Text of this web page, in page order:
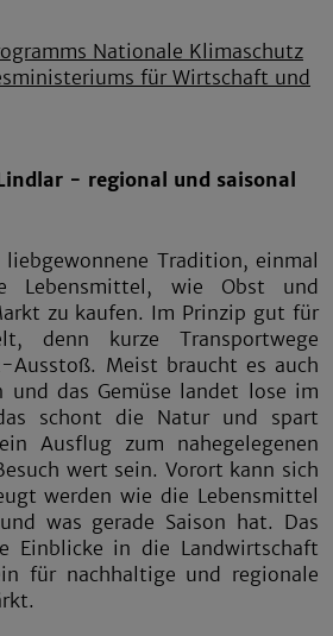
- regional und saisonal
Tradition, einmal
Lebensmittel, wie Obst und
zu kaufen. Im Prinzip gut für
denn kurze Transportwege
Ausstoß. Meist braucht es auch
und das Gemüse landet lose im
schont die Natur und spart
Ausflug zum nahegelegenen
wert sein. Vorort kann sich
werden wie die Lebensmittel
was gerade Saison hat. Das
Einblicke in die Landwirtschaft
für nachhaltige und regionale